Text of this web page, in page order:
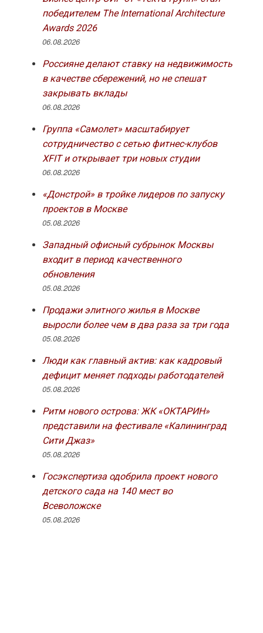
победителем The International Architecture
Awards 2026
06.08.2026
Россияне делают ставку на недвижимость
в качестве сбережений, но не спешат
закрывать вклады
06.08.2026
Группа «Самолет» масштабирует
сотрудничество с сетью фитнес-клубов
XFIT и открывает три новых студии
06.08.2026
«Донстрой» в тройке лидеров по запуску
проектов в Москве
05.08.2026
Западный офисный субрынок Москвы
входит в период качественного
обновления
05.08.2026
Продажи элитного жилья в Москве
выросли более чем в два раза за три года
05.08.2026
Люди как главный актив: как кадровый
дефицит меняет подходы работодателей
05.08.2026
Ритм нового острова: ЖК «ОКТАРИН»
представили на фестивале «Калининград
Сити Джаз»
05.08.2026
Госэкспертиза одобрила проект нового
детского сада на 140 мест во
Всеволожске
05.08.2026